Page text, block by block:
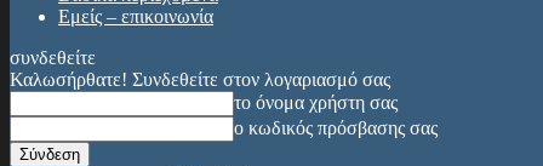
Εμείς – επικοινωνία
συνδεθείτε
Καλωσήρθατε! Συνδεθείτε στον λογαριασμό σας
το όνομα χρήστη σας
ο κωδικός πρόσβασης σας